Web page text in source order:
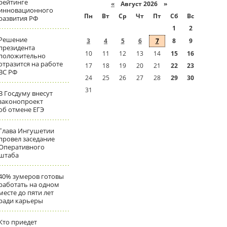
РФ
на работе
РФ
Госдуму внесут
отмене ЕГЭ
Ингушетии
заседание
зумеров готовы
на одном
до пяти лет
карьеры
приедет
« Август 2026 »
Пн
Вт Ср Чт Пт Сб
Вс
1
2
3
4 5 6 7 8
9
10
11 12 13 14 15
16
17
18 19 20 21 22
23
24
25 26 27 28 29
30
31